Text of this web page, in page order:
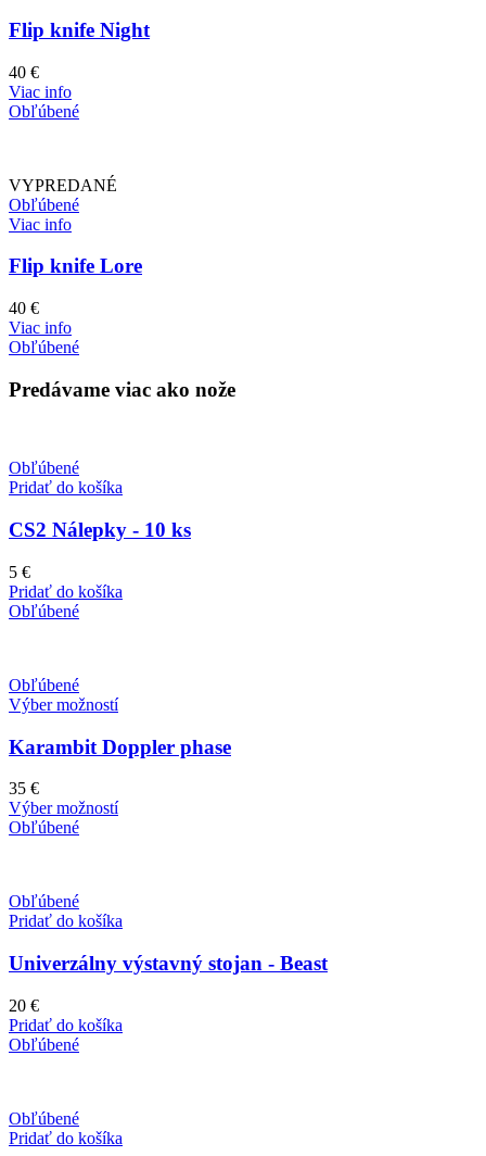
Flip knife Night
40 €
Viac info
Obľúbené
VYPREDANÉ
Obľúbené
Viac info
Flip knife Lore
40 €
Viac info
Obľúbené
Predávame viac ako nože
Obľúbené
Pridať do košíka
CS2 Nálepky - 10 ks
5 €
Pridať do košíka
Obľúbené
Obľúbené
Výber možností
Karambit Doppler phase
35 €
Výber možností
Obľúbené
Obľúbené
Pridať do košíka
Univerzálny výstavný stojan - Beast
20 €
Pridať do košíka
Obľúbené
Obľúbené
Pridať do košíka